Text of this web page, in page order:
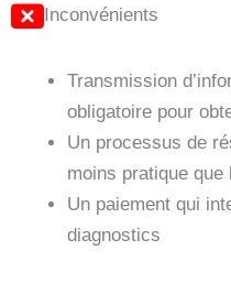
Inconvénients
Transmission
obligatoire pour
Un processus de
moins pratique
Un paiement qui
diagnostics